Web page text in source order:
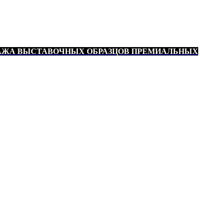
ВЫСТАВОЧНЫХ ОБРАЗЦОВ ПРЕМИАЛЬНЫХ